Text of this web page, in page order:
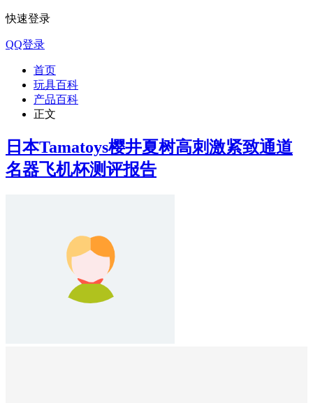
快速登录
QQ登录
首页
玩具百科
产品百科
正文
日本Tamatoys樱井夏树高刺激紧致通道
名器飞机杯测评报告